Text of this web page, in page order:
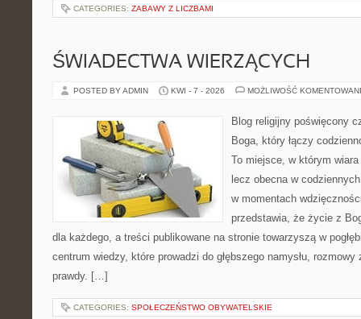
CATEGORIES: ZABAWY Z LICZBAMI
ŚWIADECTWA WIERZĄCYCH
POSTED BY ADMIN KWI - 7 - 2026 MOŻLIWOŚĆ
Blog religijny poświęcony
Boga, który łączy
To miejsce, w którym
lecz obecna w
w momentach
przedstawia, że życie z
dla każdego, a treści publikowane na stronie towarzyszą w
centrum wiedzy, które prowadzi do głębszego namysłu,
prawdy. […]
CATEGORIES: SPOŁECZEŃSTWO OBYWATELSKIE